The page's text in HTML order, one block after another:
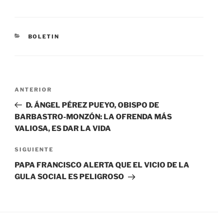
BOLETIN
ANTERIOR
D. ÁNGEL PÉREZ PUEYO, OBISPO DE
BARBASTRO-MONZÓN: LA OFRENDA MÁS
VALIOSA, ES DAR LA VIDA
SIGUIENTE
PAPA FRANCISCO ALERTA QUE EL VICIO DE LA
GULA SOCIAL ES PELIGROSO